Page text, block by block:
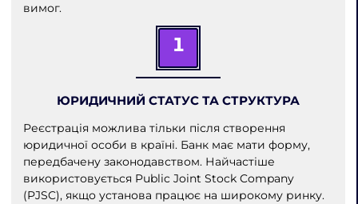
вимог.
1
ЮРИДИЧНИЙ СТАТУС ТА СТРУКТУРА
Реєстрація можлива тільки після створення
юридичної особи в країні. Банк має мати форму,
передбачену законодавством. Найчастіше
використовується Public Joint Stock Company
(PJSC), якщо установа працює на широкому ринку.